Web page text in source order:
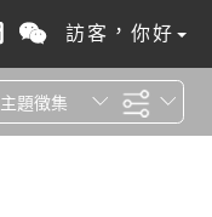
訪客，你好
主題徵集